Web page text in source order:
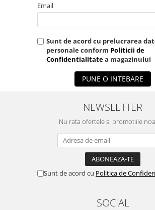
Email
Sunt de acord cu prelucrarea
personale conform Politicii de
Confidentialitatea magazinului
PUNE O INTEBARE
NEWSLETTER
Nu rata ofertele si promotiile
Sunt de acord cu Politica de
SOCIAL